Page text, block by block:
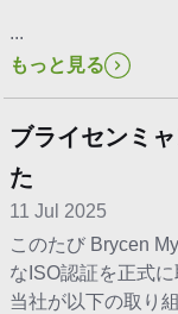
...
もっと見る
ブライセンミ
た
11 Jul 2025
このたび Brycen
なISO認証を正式
当社が以下の取り